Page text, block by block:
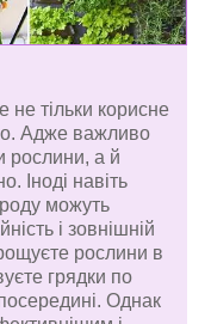
не тільки корисне
Адже важливо
рослини, а й
Іноді навіть
можуть
і зовнішній
рослини в
грядки по
Однак